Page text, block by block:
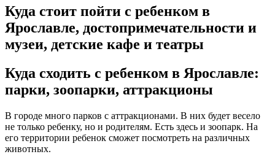
Куда стоит пойти с ребенком в
Ярославле, достопримечательности и
музеи, детские кафе и театры
Куда сходить с ребенком в Ярославле:
парки, зоопарки, аттракционы
В городе много парков с аттракционами. В них будет весело
не только ребенку, но и родителям. Есть здесь и зоопарк. На
его территории ребенок сможет посмотреть на различных
животных.